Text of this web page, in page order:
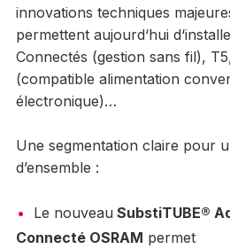
innovations techniques
permettent aujourd‘hui
Connectés (gestion sans fil),
(compatible alimentation
électronique)…
Une segmentation claire pour
d’ensemble :
Le nouveau SubstiTUBE®
Connecté OSRAM permet